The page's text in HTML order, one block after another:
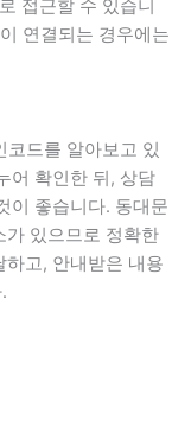
접근할 수 있습니
연결되는 경우에는
드를 알아보고 있
어 확인한 뒤, 상담
이 좋습니다. 동대문
가 있으므로 정확한
고, 안내받은 내용